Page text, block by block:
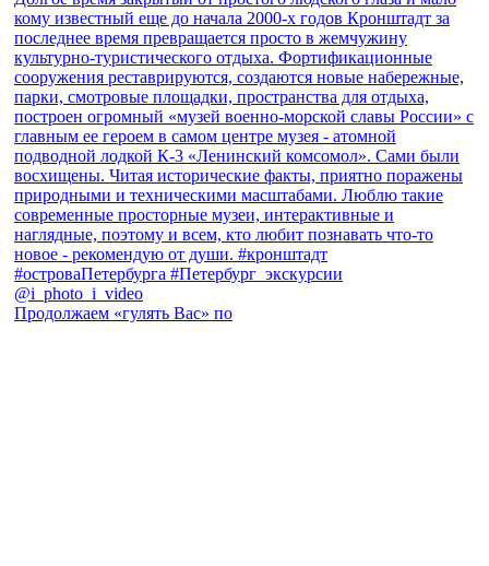
Продолжаем «гулять Вас» по